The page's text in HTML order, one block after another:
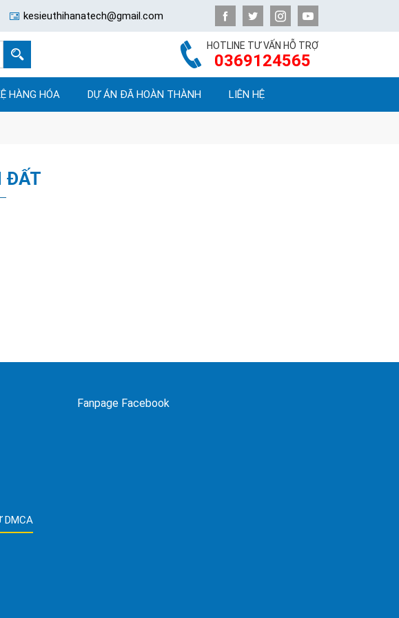
kesieuthihanatech@gmail.com
HOTLINE TƯ VẤN HỖ TRỢ
0369124565
HÀNG HÓA DỰ ÁN ĐÃ HOÀN THÀNH LIÊN HỆ
ĐẤT
DMCA
Fanpage Facebook